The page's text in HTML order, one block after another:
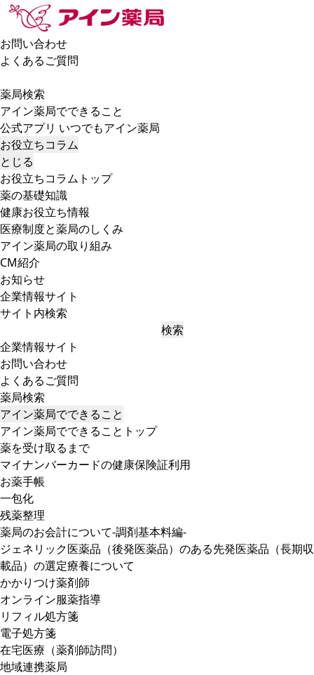
お問い合わせ
よくあるご質問
薬局検索
アイン薬局でできること
公式アプリ いつでもアイン薬局
お役立ちコラム
とじる
お役立ちコラムトップ
薬の基礎知識
健康お役立ち情報
医療制度と薬局のしくみ
アイン薬局の取り組み
CM紹介
お知らせ
企業情報サイト
サイト内検索
検索
企業情報サイト
お問い合わせ
よくあるご質問
薬局検索
アイン薬局でできること
アイン薬局でできることトップ
薬を受け取るまで
マイナンバーカードの健康保険証利用
お薬手帳
一包化
残薬整理
薬局のお会計について-調剤基本料編-
ジェネリック医薬品（後発医薬品）のある先発医薬品（長期収
載品）の選定療養について
かかりつけ薬剤師
オンライン服薬指導
リフィル処方箋
電子処方箋
在宅医療（薬剤師訪問）
地域連携薬局